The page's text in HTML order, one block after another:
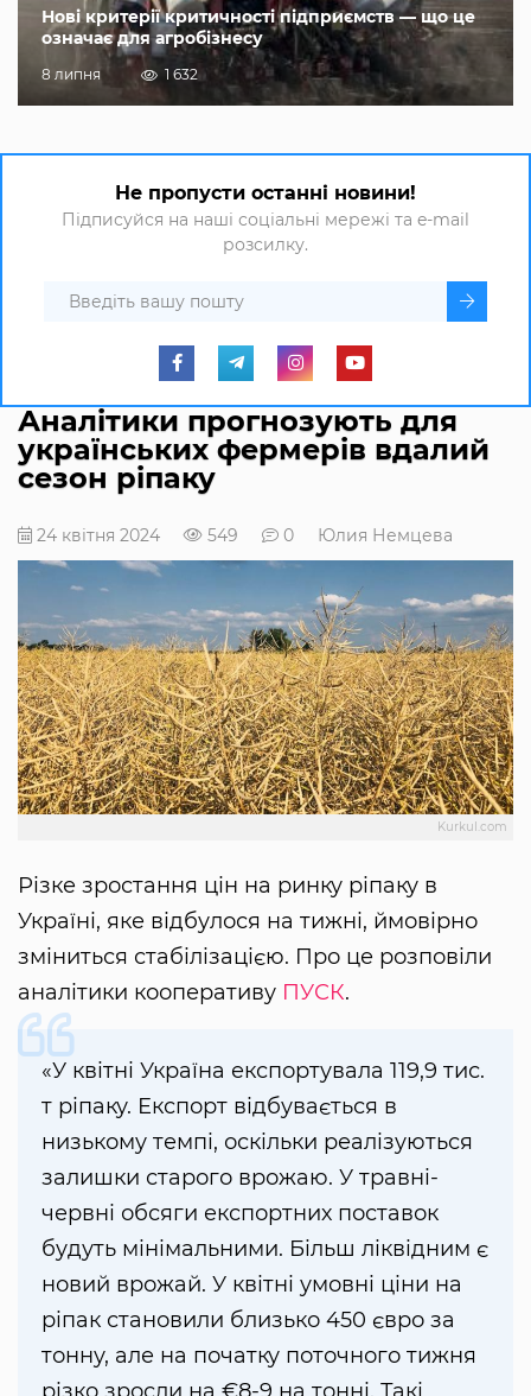
Нові критерії критичності підприємств — що це
означає для агробізнесу
8 липня 1 632
Не пропусти останні новини!
Підписуйся на наші соціальні мережі та e-mail
розсилку.
Аналітики прогнозують для
українських фермерів вдалий
сезон ріпаку
24 квітня 2024 549 0 Юлия Немцева
Kurkul.com
Різке зростання цін на ринку ріпаку в
Україні, яке відбулося на тижні, ймовірно
зміниться стабілізацією. Про це розповіли
аналітики кооперативу ПУСК.
«У квітні Україна експортувала 119,9 тис.
т ріпаку. Експорт відбувається в
низькому темпі, оскільки реалізуються
залишки старого врожаю. У травні-
червні обсяги експортних поставок
будуть мінімальними. Більш ліквідним є
новий врожай. У квітні умовні ціни на
ріпак становили близько 450 євро за
тонну, але на початку поточного тижня